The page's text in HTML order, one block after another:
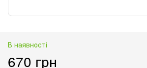
В наявності
670 грн